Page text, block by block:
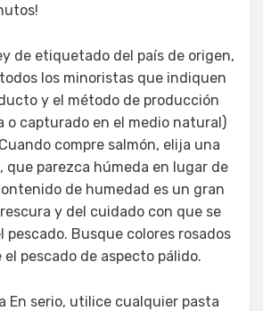
de etiquetado del país de origen,
los minoristas que indiquen
y el método de producción
o capturado en el medio natural)
compre salmón, elija una
que parezca húmeda en lugar de
de humedad es un gran
y del cuidado con que se
pescado. Busque colores rosados
pescado de aspecto pálido.
En serio, utilice cualquier pasta